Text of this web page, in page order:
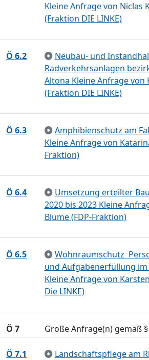
Kleine Anfrage von Niclas
(Fraktion DIE LINKE)
Ö 6.2
Neubau- und
Radverkehrsanlagen
Altona Kleine Anfrage von
(Fraktion DIE LINKE)
Ö 6.3
Amphibienschutz am
Kleine Anfrage von
Fraktion)
Ö 6.4
Umsetzung erteilter
2020 bis 2023 Kleine
Blume (FDP-Fraktion)
Ö 6.5
Wohnraumschutz 
und Aufgabenerfüllung im
Kleine Anfrage von
Die LINKE)
Ö 7 Große Anfrage(n) gemäß §
Ö 7.1
Landschaftspflege am